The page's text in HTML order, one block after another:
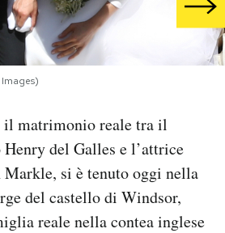
il matrimonio reale tra il
del Galles e l’attrice
Markle, si è tenuto oggi nella
del castello di Windsor,
reale nella contea inglese